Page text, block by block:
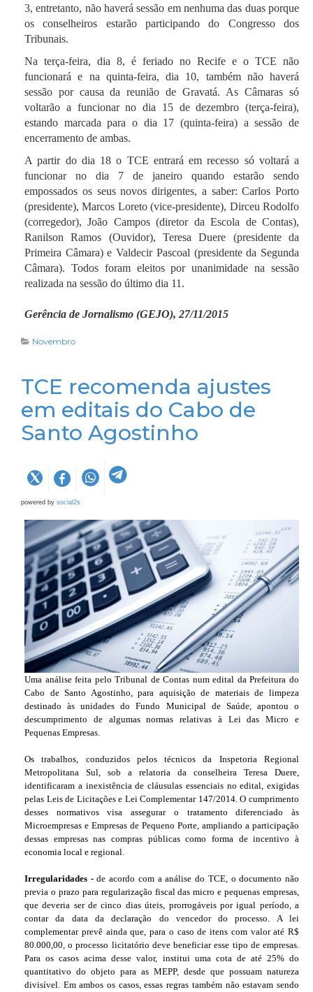
3, entretanto, não haverá sessão em nenhuma das duas porque
os conselheiros estarão participando do Congresso dos
Tribunais.
Na terça-feira, dia 8, é feriado no Recife e o TCE não
funcionará e na quinta-feira, dia 10, também não haverá
sessão por causa da reunião de Gravatá. As Câmaras só
voltarão a funcionar no dia 15 de dezembro (terça-feira),
estando marcada para o dia 17 (quinta-feira) a sessão de
encerramento de ambas.
A partir do dia 18 o TCE entrará em recesso só voltará a
funcionar no dia 7 de janeiro quando estarão sendo
empossados os seus novos dirigentes, a saber: Carlos Porto
(presidente), Marcos Loreto (vice-presidente), Dirceu Rodolfo
(corregedor), João Campos (diretor da Escola de Contas),
Ranilson Ramos (Ouvidor), Teresa Duere (presidente da
Primeira Câmara) e Valdecir Pascoal (presidente da Segunda
Câmara). Todos foram eleitos por unanimidade na sessão
realizada na sessão do último dia 11.
Gerência de Jornalismo (GEJO), 27/11/2015
Novembro
TCE recomenda ajustes
em editais do Cabo de
Santo Agostinho
powered by social2s
Uma análise feita pelo Tribunal de Contas num edital da Prefeitura do
Cabo de Santo Agostinho, para aquisição de materiais de limpeza
destinado às unidades do Fundo Municipal de Saúde, apontou o
descumprimento de algumas normas relativas à Lei das Micro e
Pequenas Empresas.
Os trabalhos, conduzidos pelos técnicos da Inspetoria Regional
Metropolitana Sul, sob a relatoria da conselheira Teresa Duere,
identificaram a inexistência de cláusulas essenciais no edital, exigidas
pelas Leis de Licitações e Lei Complementar 147/2014. O cumprimento
desses normativos visa assegurar o tratamento diferenciado às
Microempresas e Empresas de Pequeno Porte, ampliando a participação
dessas empresas nas compras públicas como forma de incentivo à
economia local e regional.
Irregularidades -de acordo com a análise do TCE, o documento não
previa o prazo para regularização fiscal das micro e pequenas empresas,
que deveria ser de cinco dias úteis, prorrogáveis por igual período, a
contar da data da declaração do vencedor do processo. A lei
complementar prevê ainda que, para o caso de itens com valor até R$
80.000,00, o processo licitatório deve beneficiar esse tipo de empresas.
Para os casos acima desse valor, institui uma cota de até 25% do
quantitativo do objeto para as MEPP, desde que possuam natureza
divisível. Em ambos os casos, essas regras também não estavam sendo